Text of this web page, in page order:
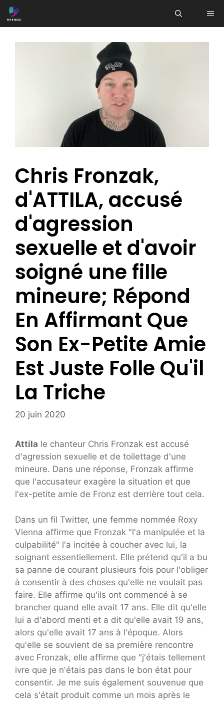
Aller
au
Chris Fronzak,
d'ATTILA, accusé
d'agression
sexuelle et d'avoir
soigné une fille
mineure; Répond
En Affirmant Que
Son Ex-Petite Amie
Est Juste Folle Qu'il
La Triche
20 juin 2020
Attila le chanteur Chris Fronzak est accusé
d'agression sexuelle et de toilettage d'une
mineure. Dans une réponse, Fronzak affirme
que l'accusateur exagère la situation et que
l'ex-petite amie de Fronz est derrière tout cela.
Dans un fil Twitter, une femme nommée Roxy
Vienna affirme que Fronzak "l'a manipulée et la
culpabilité" l'a incitée à coucher avec lui, la
soignant essentiellement. Elle prétend qu'il a bu
sa panne de courant plusieurs fois pour l'obliger
à consentir à des choses qu'elle ne voulait pas
faire. Elle affirme qu'ils ont commencé à se
brancher quand elle avait 17 ans. Elle dit qu'elle
lui a d'abord menti et a dit qu'elle avait 19 ans,
alors qu'elle avait 17 ans à l'époque. Alors
qu'elle se souvient de sa première rencontre
avec Fronzak, elle affirme que "j'étais tellement
ivre que je n'étais pas dans le bon état pour
consentir. Je me suis également souvenue que
cela s'était produit comme un mois après le